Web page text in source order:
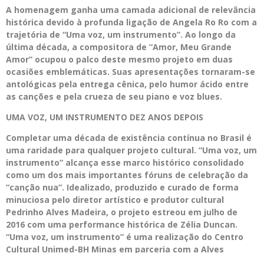
A homenagem ganha uma camada adicional de relevância
histórica devido à profunda ligação de Angela Ro Ro com a
trajetória de “Uma voz, um instrumento”. Ao longo da
última década, a compositora de “Amor, Meu Grande
Amor” ocupou o palco deste mesmo projeto em duas
ocasiões emblemáticas. Suas apresentações tornaram-se
antológicas pela entrega cênica, pelo humor ácido entre
as canções e pela crueza de seu piano e voz blues.
UMA VOZ, UM INSTRUMENTO DEZ ANOS DEPOIS
Completar uma década de existência contínua no Brasil é
uma raridade para qualquer projeto cultural. “Uma voz, um
instrumento” alcança esse marco histórico consolidado
como um dos mais importantes fóruns de celebração da
“canção nua”. Idealizado, produzido e curado de forma
minuciosa pelo diretor artístico e produtor cultural
Pedrinho Alves Madeira, o projeto estreou em julho de
2016 com uma performance histórica de Zélia Duncan.
“Uma voz, um instrumento” é uma realização do Centro
Cultural Unimed-BH Minas em parceria com a Alves